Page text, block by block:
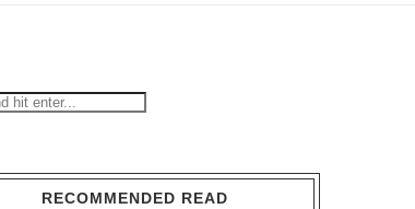
RECOMMENDED READ